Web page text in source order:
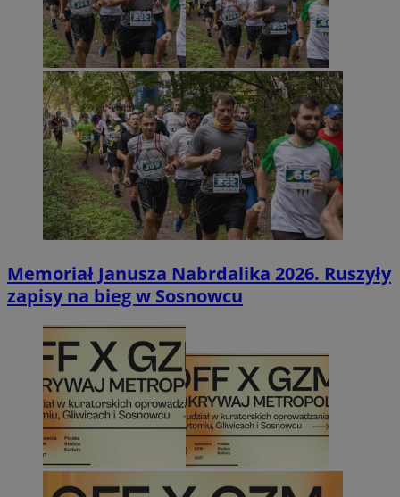
Memoriał Janusza Nabrdalika 2026. Ruszyły
zapisy na bieg w Sosnowcu